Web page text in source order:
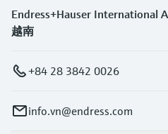
Endress+Hauser International
越南
+84 28 3842 0026
info.vn@endress.com